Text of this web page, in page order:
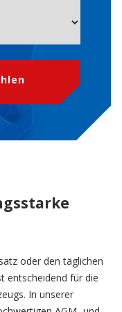
oder den täglichen
entscheidend für die
In unserer